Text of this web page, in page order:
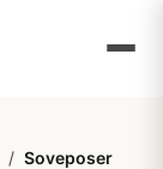
/ Soveposer